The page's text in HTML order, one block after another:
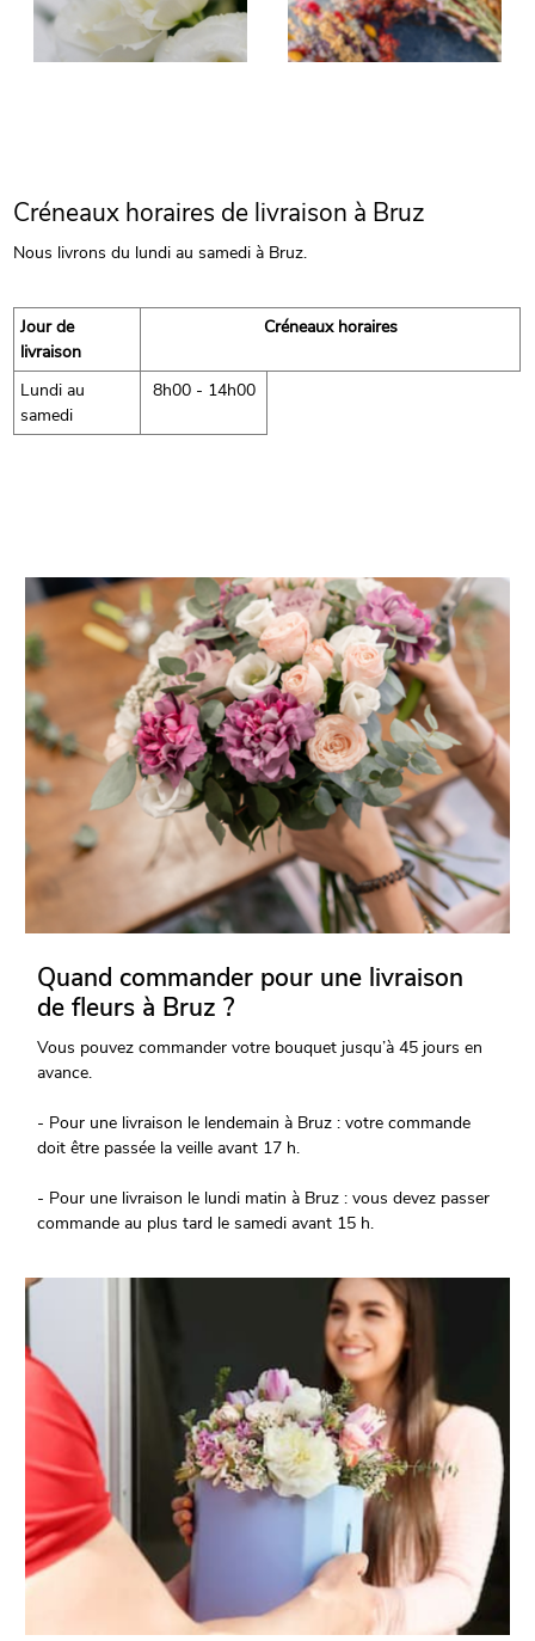
Créneaux horaires de livraison à Bruz
Nous livrons du lundi au samedi à Bruz.
Jour de
livraison
Créneaux horaires
Lundi au
samedi
8h00 - 14h00
Quand commander pour une livraison
de fleurs à Bruz ?
Vous pouvez commander votre bouquet jusqu’à 45 jours en
avance.
- Pour une livraison le lendemain à Bruz : votre commande
doit être passée la veille avant 17 h.
- Pour une livraison le lundi matin à Bruz : vous devez passer
commande au plus tard le samedi avant 15 h.